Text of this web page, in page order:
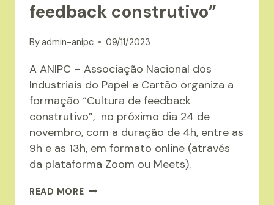
feedback construtivo”
Byadmin-anipc 09/11/2023
A ANIPC – Associação Nacional dos
Industriais do Papel e Cartão organiza a
formação “Cultura de feedback
construtivo”, no próximo dia 24 de
novembro, com a duração de 4h, entre as
9h e as 13h, em formato online (através
da plataforma Zoom ou Meets).
READ MOREANIPC